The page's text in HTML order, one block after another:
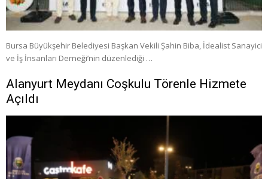
Bursa Büyükşehir Belediyesi Başkan Vekili Şahin Biba, İdealist Sanayici
ve İş İnsanları Derneği’nin düzenlediği …
Alanyurt Meydanı Coşkulu Törenle Hizmete
Açıldı